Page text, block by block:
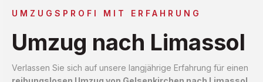
UMZUGSPROFI MIT ERFAHRUNG
Umzug nach Limassol
Verlassen Sie sich auf unsere langjährige Erfahrung für einen